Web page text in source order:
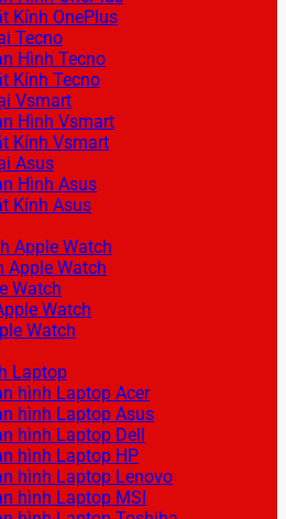
Kính OnePlus
Tecno
Hình Tecno
Kính Tecno
Vsmart
Hình Vsmart
Kính Vsmart
Asus
Hình Asus
Kính Asus
Apple Watch
Apple Watch
Watch
Watch
Watch
Laptop
hình Laptop Acer
hình Laptop Asus
hình Laptop Dell
hình Laptop HP
hình Laptop Lenovo
hình Laptop MSI